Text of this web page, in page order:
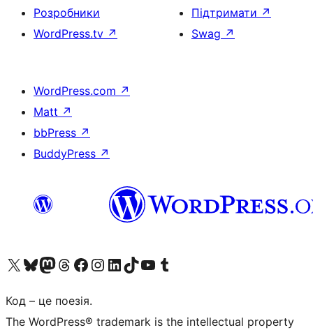
Розробники
WordPress.tv ↗
Підтримати ↗
Swag ↗
WordPress.com ↗
Matt ↗
bbPress ↗
BuddyPress ↗
Visit our X (formerly Twitter) account
Visit our Bluesky account
Завітайте до нашої стрічки в Mastodon
Visit our Threads account
Завітайте на нашу сторінку в Facebook
Visit our Instagram account
Visit our LinkedIn account
Visit our TikTok account
Visit our YouTube channel
Visit our Tumblr account
Код – це поезія.
The WordPress® trademark is the intellectual property